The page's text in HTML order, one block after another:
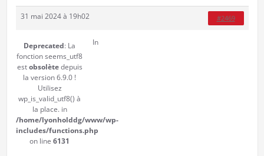
31 mai 2024 à 19h02 #2469
Deprecated: La
fonction seems_utf8
estobsolètedepuis
la version 6.9.0 !
Utilisez
wp_is_valid_utf8() à
la place. in
/home/lyonholddg/www/wp-
includes/functions.php
on line 6131
In